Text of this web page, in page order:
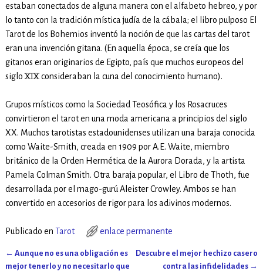
estaban conectados de alguna manera con el alfabeto hebreo, y por
lo tanto con la tradición mística judía de la cábala; el libro pulposo El
Tarot de los Bohemios inventó la noción de que las cartas del tarot
eran una invención gitana. (En aquella época, se creía que los
gitanos eran originarios de Egipto, país que muchos europeos del
siglo XIX consideraban la cuna del conocimiento humano).
Grupos místicos como la Sociedad Teosófica y los Rosacruces
convirtieron el tarot en una moda americana a principios del siglo
XX. Muchos tarotistas estadounidenses utilizan una baraja conocida
como Waite-Smith, creada en 1909 por A.E. Waite, miembro
británico de la Orden Hermética de la Aurora Dorada, y la artista
Pamela Colman Smith. Otra baraja popular, el Libro de Thoth, fue
desarrollada por el mago-gurú Aleister Crowley. Ambos se han
convertido en accesorios de rigor para los adivinos modernos.
Publicado en Tarot enlace permanente
Navegación de entradas
← Aunque no es una obligación es
mejor tenerlo y no necesitarlo que
Descubre el mejor hechizo casero
contra las infidelidades →